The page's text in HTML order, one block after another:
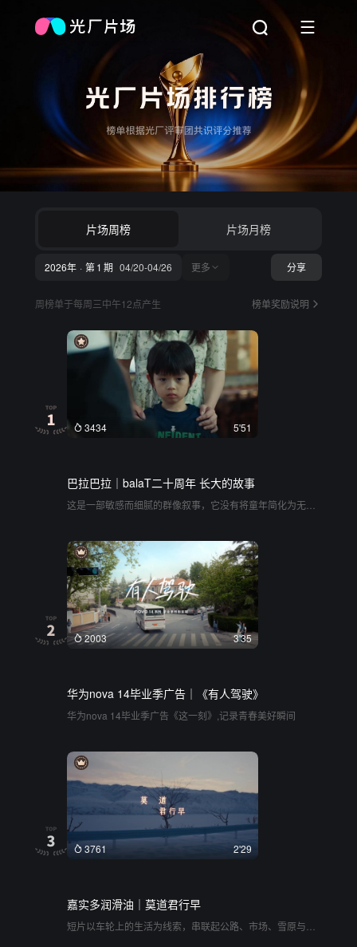
片场周榜 片场月榜
2026年 · 第15期
2026年 · 第1 期 04/20-04/26 更多 分享
周榜单于每周三中午12点产生 榜单奖励说明
3434 5'51
巴拉巴拉｜balaT二十周年 长大的故事
这是一部敏感而细腻的群像叙事，它没有将童年简化为无忧
错愕，到发现解释无用的委屈，再到直面天赋与挫败的无
奈，影片精准捕捉了童年中那些微小却足以让人瞬间长大的
断裂感。这些散落的片段如湖面投石，静水深流般展现了孩
子们自我意识的觉醒。整部作品以客观中性的视角展开，不
渲染过度情绪，却在日常的真实细节中构建出一种极具共鸣
的哀矜与温情，让观众在那些微小的刺痛和柔软中，重新审
视何为真正的成长
2003 3'35
华为nova 14毕业季广告｜《有人驾驶》
华为nova 14毕业季广告《这一刻》,记录青春美好瞬间
3761 2'29
嘉实多润滑油｜莫道君行早
短片以车轮上的生活为线索，串联起公路、市场、雪原与城